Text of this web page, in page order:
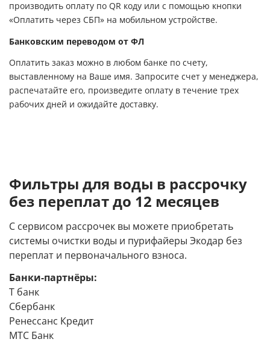
производить оплату по QR коду или с помощью кнопки
«Оплатить через СБП» на мобильном устройстве.
Банковским переводом от ФЛ
Оплатить заказ можно в любом банке по счету,
выставленному на Ваше имя. Запросите счет у менеджера,
распечатайте его, произведите оплату в течение трех
рабочих дней и ожидайте доставку.
Фильтры для воды в рассрочку
без переплат до 12 месяцев
С сервисом рассрочек вы можете приобретать
системы очистки воды и пурифайеры Экодар без
переплат и первоначального взноса.
Банки-партнёры:
Т банк
Сбербанк
Ренессанс Кредит
МТС Банк